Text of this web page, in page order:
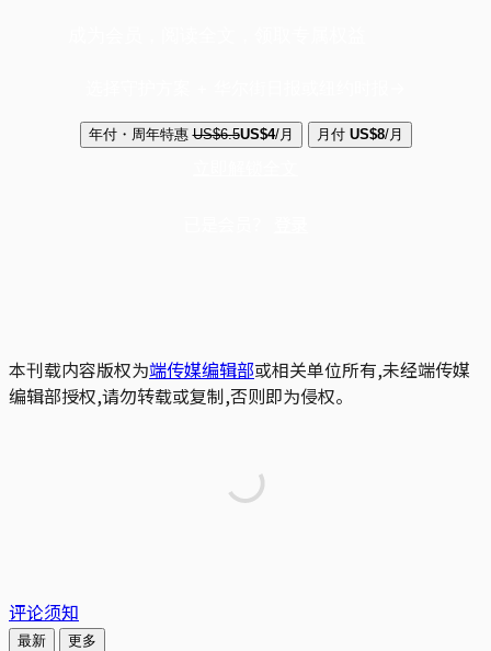
年付・周年特惠 US$6.5US$4/月 月付 US$8/月
本刊载内容版权为端传媒编辑部或相关单位所有,未经端传媒
编辑部授权,请勿转载或复制,否则即为侵权。
评论须知
最新 更多